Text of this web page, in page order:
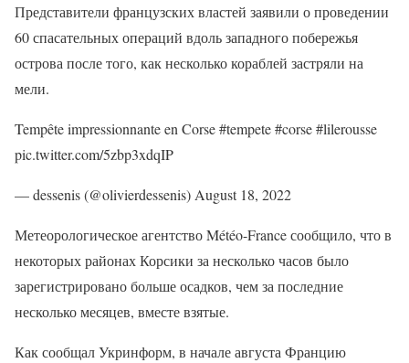
Представители французских властей заявили о проведении
60 спасательных операций вдоль западного побережья
острова после того, как несколько кораблей застряли на
мели.
Tempête impressionnante en Corse #tempete #corse #lilerousse
pic.twitter.com/5zbp3xdqIP
— dessenis (@olivierdessenis) August 18, 2022
Метеорологическое агентство Météo-France сообщило, что в
некоторых районах Корсики за несколько часов было
зарегистрировано больше осадков, чем за последние
несколько месяцев, вместе взятые.
Как сообщал Укринформ, в начале августа Францию ​​